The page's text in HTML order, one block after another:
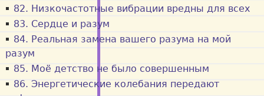
82. Низкочастотные вибрации вредны для всех
83. Сердце и разум
84. Реальная замена вашего разума на мой
разум
85. Моё детство не было совершенным
86. Энергетические колебания передают